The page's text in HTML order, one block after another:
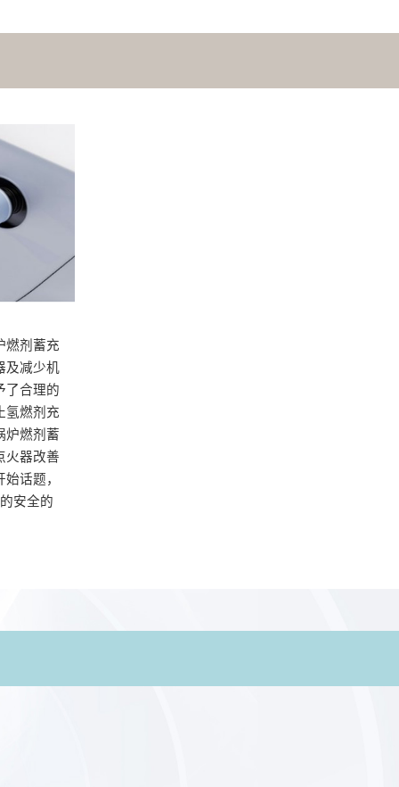
燃剂蓄充
及减少机
了合理的
氢燃剂充
炉燃剂蓄
火器改善
话题，
安全的